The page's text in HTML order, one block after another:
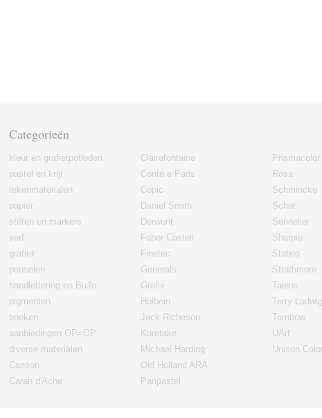
Categorieën
kleur en grafietpotloden
pastel en krijt
tekenmaterialen
papier
stiften en markers
verf
grafiek
penselen
handlettering en BuJo
pigmenten
boeken
aanbiedingen OP=OP
diverse materialen
Canson
Caran d'Ache
Clairefontaine
Conte a Paris
Copic
Daniel Smith
Derwent
Faber Castell
Finetec
Generals
Grafix
Holbein
Jack Richeson
Kuretake
Michael Harding
Old Holland ARA
Panpastel
Prismacolor
Rosa
Schmincke
Schut
Sennelier
Sharpie
Stabilo
Strathmore
Talens
Terry
Tombow
UArt
Unison